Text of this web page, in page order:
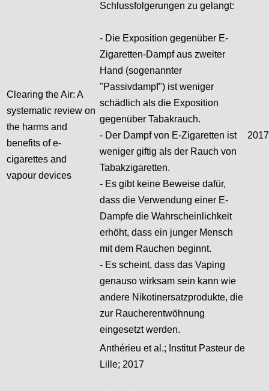
Clearing the Air: A
systematic review on
the harms and
benefits of e-
cigarettes and
vapour devices
Schlussfolgerungen zu gelangt:
- Die Exposition gegenüber E-
Zigaretten-Dampf aus zweiter
Hand (sogenannter
"Passivdampf") ist weniger
schädlich als die Exposition
gegenüber Tabakrauch.
- Der Dampf von E-Zigaretten ist
weniger giftig als der Rauch von
Tabakzigaretten.
- Es gibt keine Beweise dafür,
dass die Verwendung einer E-
Dampfe die Wahrscheinlichkeit
erhöht, dass ein junger Mensch
mit dem Rauchen beginnt.
- Es scheint, dass das Vaping
genauso wirksam sein kann wie
andere Nikotinersatzprodukte, die
zur Raucherentwöhnung
eingesetzt werden.
2017
Anthérieu et al.; Institut Pasteur de
Lille; 2017